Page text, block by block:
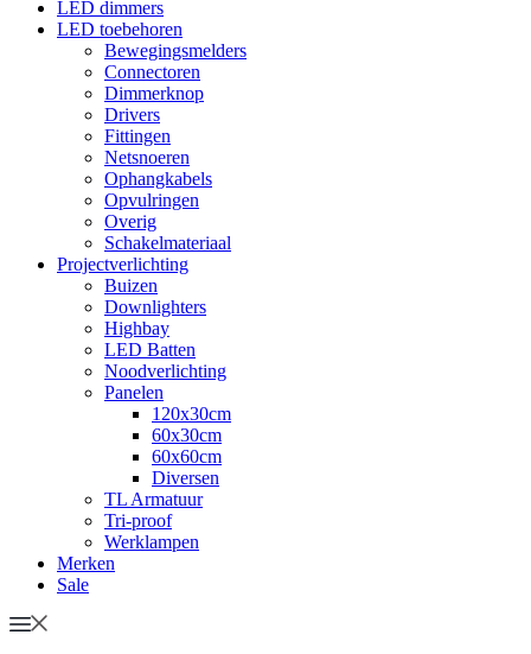
LED dimmers
LED toebehoren
Bewegingsmelders
Connectoren
Dimmerknop
Drivers
Fittingen
Netsnoeren
Ophangkabels
Opvulringen
Overig
Schakelmateriaal
Projectverlichting
Buizen
Downlighters
Highbay
LED Batten
Noodverlichting
Panelen
120x30cm
60x30cm
60x60cm
Diversen
TL Armatuur
Tri-proof
Werklampen
Merken
Sale